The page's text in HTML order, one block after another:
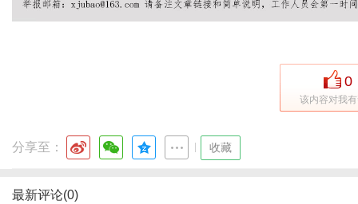
0
该内容对我
分享至： 收藏
最新评论(0)